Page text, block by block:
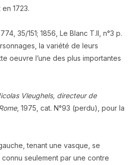
1723.
35/151; 1856, Le Blanc T.II, n°3 p.
la variété de leurs
oeuvre l’une des plus importantes
Vleughels, directeur de
, 1975, cat. N°93 (perdu), pour la
tenant une vasque, se
seulement par une contre